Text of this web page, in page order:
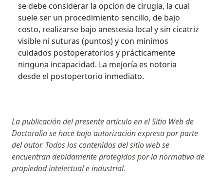
se debe considerar la opcion de cirugia, la cual
suele ser un procedimiento sencillo, de bajo
costo, realizarse bajo anestesia local y sin cicatriz
visible ni suturas (puntos) y con minimos
cuidados postoperatorios y prácticamente
ninguna incapacidad. La mejoría es notoria
desde el postopertorio inmediato.
La publicación del presente artículo en el Sitio Web de
Doctoralia se hace bajo autorización expresa por parte
del autor. Todos los contenidos del sitio web se
encuentran debidamente protegidos por la normativa de
propiedad intelectual e industrial.